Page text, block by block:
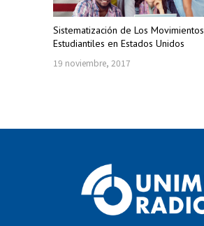
Sistematización de Los Movimientos
Estudiantiles en Estados Unidos
19 noviembre, 2017